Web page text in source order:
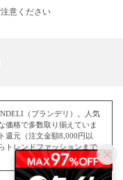
意ください
（ブランデリ）。人気
価格で多数取り揃えていま
還元（注文金額8,000円以
トレンドファッションまで、